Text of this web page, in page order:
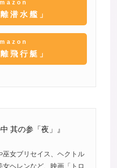
潜水艦」
飛行艇」
其の参「夜」』
巫女ブリセイス、ヘクトル
ヘレンなど、映画「トロ